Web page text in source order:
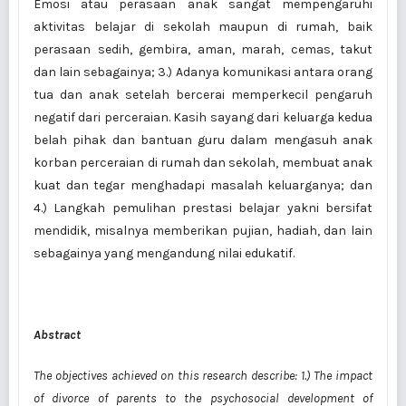
Emosi atau perasaan anak sangat mempengaruhi
aktivitas belajar di sekolah maupun di rumah, baik
perasaan sedih, gembira, aman, marah, cemas, takut
dan lain sebagainya; 3.) Adanya komunikasi antara orang
tua dan anak setelah bercerai memperkecil pengaruh
negatif dari perceraian. Kasih sayang dari keluarga kedua
belah pihak dan bantuan guru dalam mengasuh anak
korban perceraian di rumah dan sekolah, membuat anak
kuat dan tegar menghadapi masalah keluarganya; dan
4.) Langkah pemulihan prestasi belajar yakni bersifat
mendidik, misalnya memberikan pujian, hadiah, dan lain
sebagainya yang mengandung nilai edukatif.
Abstract
The objectives achieved on this research describe: 1.) The impact
of divorce of parents to the psychosocial development of